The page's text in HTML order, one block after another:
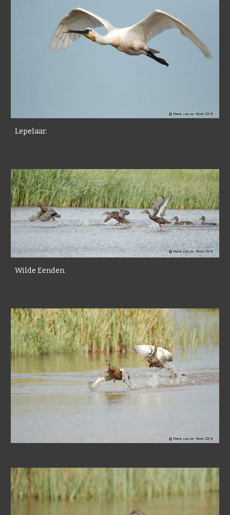
Lepelaar.
Wilde Eenden.